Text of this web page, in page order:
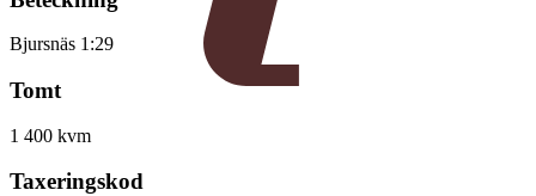
Bjursnäs 1:29
Tomt
1 400 kvm
Taxeringskod